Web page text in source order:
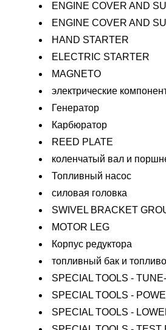
ENGINE COVER AND
ENGINE COVER AND
HAND STARTER
ELECTRIC STARTER
MAGNETO
электрические
Генератор
Карбюратор
REED PLATE
коленчатый вал и
Топливный насос
силовая головка
SWIVEL BRACKET
MOTOR LEG
Корпус редуктора
топливный бак и
SPECIAL TOOLS -
SPECIAL TOOLS -
SPECIAL TOOLS -